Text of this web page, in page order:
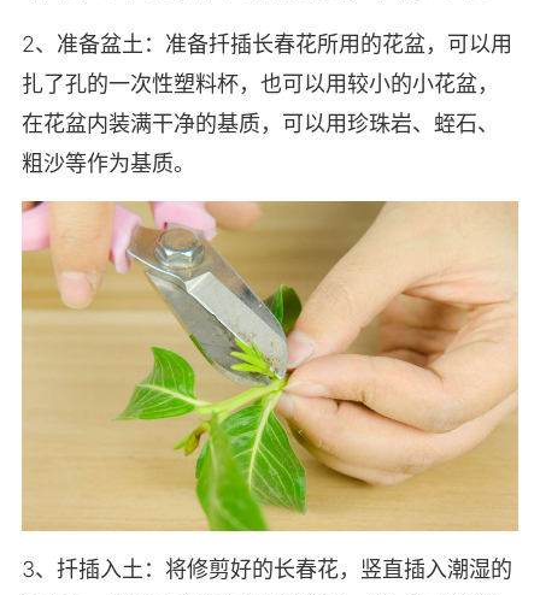
2、准备盆土：准备扦插长春花所用的花盆，可以用
扎了孔的一次性塑料杯，也可以用较小的小花盆，
在花盆内装满干净的基质，可以用珍珠岩、蛭石、
粗沙等作为基质。
3、扦插入土：将修剪好的长春花，竖直插入潮湿的